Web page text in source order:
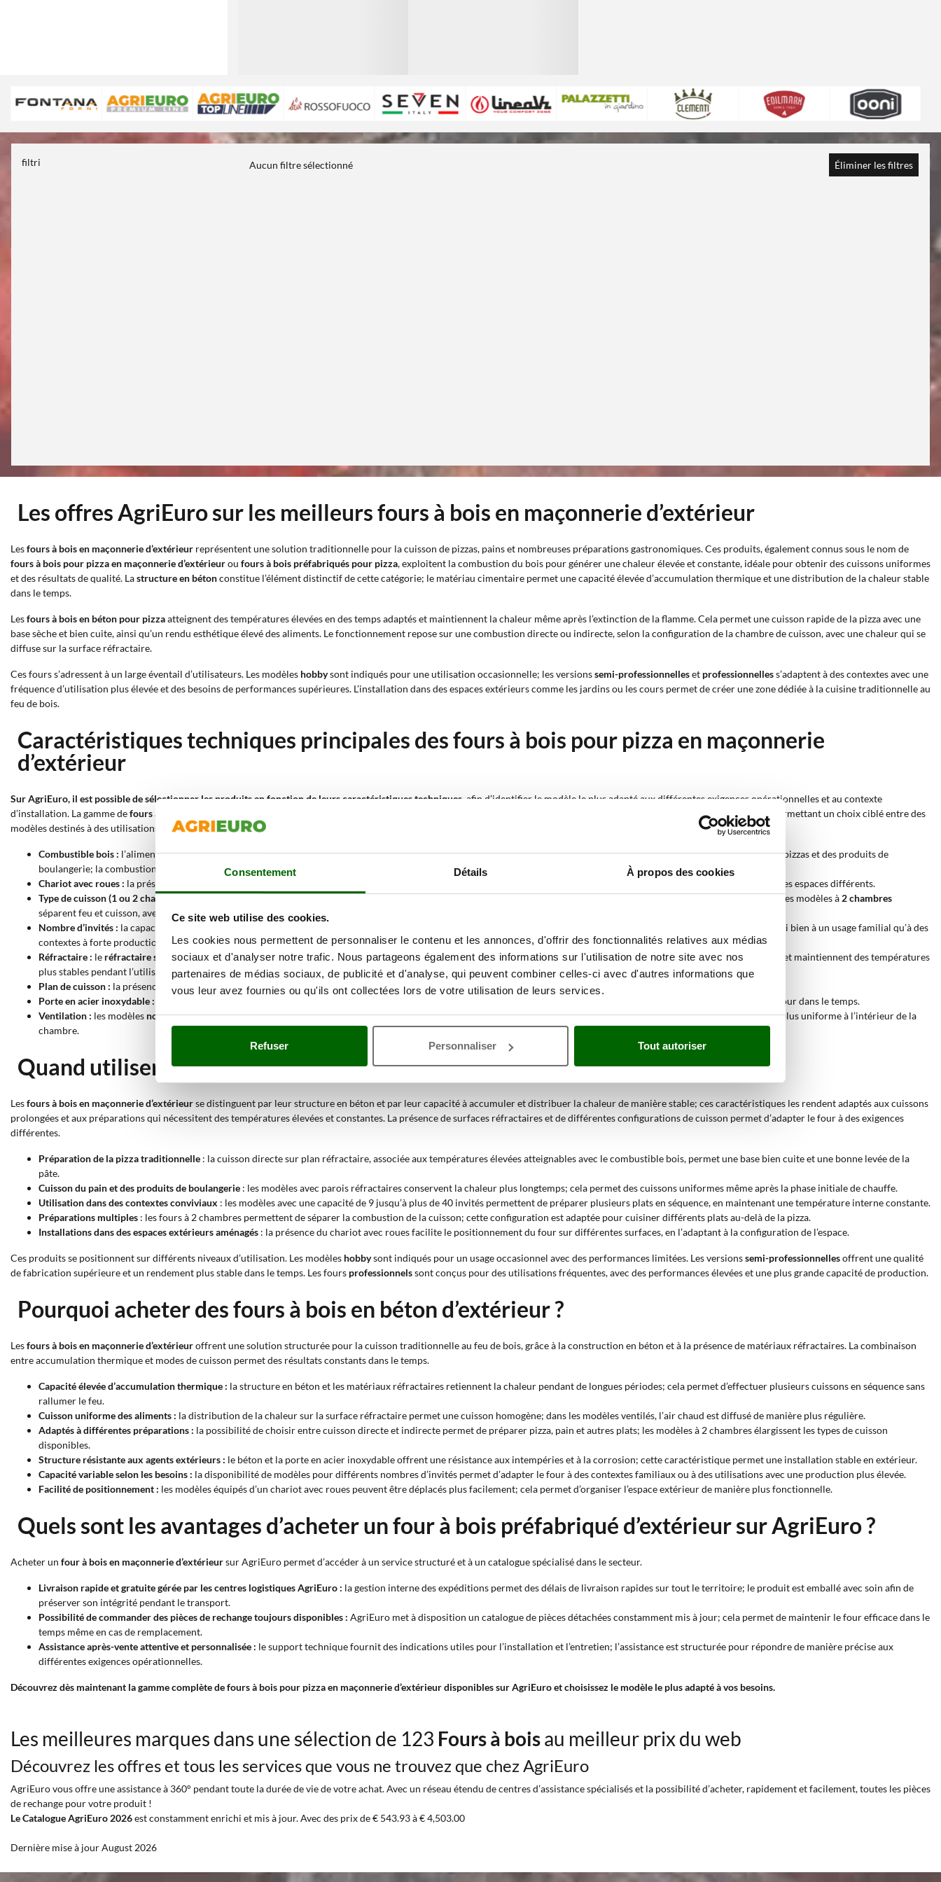
Consentement Détails À propos des cookies
Ce site web utilise des cookies.
Les cookies nous permettent de personnaliser le contenu et les annonces, d'offrir des fonctionnalités relatives aux médias
sociaux et d'analyser notre trafic. Nous partageons également des informations sur l'utilisation de notre site avec nos
partenaires de médias sociaux, de publicité et d'analyse, qui peuvent combiner celles-ci avec d'autres informations que
vous leur avez fournies ou qu'ils ont collectées lors de votre utilisation de leurs services.
Refuser Personnaliser Tout autoriser
filtri Aucun filtre sélectionné Éliminer les filtres
Les offres AgriEuro sur les meilleurs fours à bois en maçonnerie d’extérieur
Lesfours à bois en maçonnerie d’extérieur représentent une solution traditionnelle pour la cuisson de pizzas, pains et nombreuses préparations gastronomiques. Ces produits, également connus sous le nom de
fours à bois pour pizza en maçonnerie d’extérieurou fours à bois préfabriqués pour pizza, exploitent la combustion du bois pour générer une chaleur élevée et constante, idéale pour obtenir des cuissons uniformes
et des résultats de qualité. Lastructure en bétonconstitue l’élément distinctif de cette catégorie; le matériau cimentaire permet une capacité élevée d’accumulation thermique et une distribution de la chaleur stable
dans le temps.
Lesfours à bois en béton pour pizzaatteignent des températures élevées en des temps adaptés et maintiennent la chaleur même après l’extinction de la flamme. Cela permet une cuisson rapide de la pizza avec une
base sèche et bien cuite, ainsi qu’un rendu esthétique élevé des aliments. Le fonctionnement repose sur une combustion directe ou indirecte, selon la configuration de la chambre de cuisson, avec une chaleur qui se
diffuse sur la surface réfractaire.
Ces fours s’adressent à un large éventail d’utilisateurs. Les modèles hobbysont indiqués pour une utilisation occasionnelle; les versionssemi-professionnelleset professionnelless’adaptent à des contextes avec une
fréquence d’utilisation plus élevée et des besoins de performances supérieures. L’installation dans des espaces extérieurs comme les jardins ou les cours permet de créer une zone dédiée à la cuisine traditionnelle au
feu de bois.
Caractéristiques techniques principales des fours à bois pour pizza en maçonnerie
d’extérieur
Sur AgriEuro, il est possible de sélectionner les produits en fonction de leurs caractéristiques techniques , afin d’identifier le modèle le plus adapté aux différentes exigences opérationnelles et au contexte
d’installation. La gamme defours à bois en maçonnerie d’extérieur
comprend des solutions avec différentes configurations en termes de structure, capacité et modes de cuisson, permettant un choix ciblé entre des
modèles destinés à des utilisations hobby ou plus intensives.
Combustible bois : l’alimentation au bois permet d’atteindre des températures élevées et constantes, avec une transmission naturelle de la chaleur qui valorise la cuisson des pizzas et des produits de
boulangerie; la combustion directe permet une gestion traditionnelle de la chaleur.
Chariot avec roues : la présence du chariot facilite le déplacement du four à l’intérieur de la surface extérieure; les roues rendent le positionnement plus simple même dans des espaces différents.
Type de cuisson (1 ou 2 chambres) :les modèles à1 chambreprévoient une cuisson directe avec flamme et plan dans le même environnement, solution typique pour la pizza; les modèles à 2 chambres
séparent feu et cuisson, avec diffusion de la chaleur par convection adaptée à des préparations diversifiées.
Nombre d’invités : la capacité varie de modèles pour
; cette différenciation permet de choisir des fours adaptés aussi bien à un usage familial qu’à des
contextes à forte production.
Réfractaire : le réfractaire standardutilise une base en pierre pour la cuisson directe; les versions avecparois réfractaires augmentent la capacité d’accumulation de chaleur et maintiennent des températures
plus stables pendant l’utilisation.
Plan de cuisson : la présence de1 plan de cuissonpermet une gestion simple des préparations, avec un espace dédié à la cuisson directe des aliments.
Porte en acier inoxydable : la porte réalisée en acier inoxydable offre une résistance aux agents atmosphériques et à la corrosion; cette solution prolonge la durée de vie du four dans le temps.
Ventilation : les modèles non ventiléseffectuent une cuisson statique traditionnelle; les modèlesventilésutilisent un ventilateur interne qui distribue l’air chaud de manière plus uniforme à l’intérieur de la
chambre.
Quand utiliser un four à bois en maçonnerie d’extérieur ?
Lesfours à bois en maçonnerie d’extérieurse distinguent par leur structure en béton et par leur capacité à accumuler et distribuer la chaleur de manière stable; ces caractéristiques les rendent adaptés aux cuissons
prolongées et aux préparations qui nécessitent des températures élevées et constantes. La présence de surfaces réfractaires et de différentes configurations de cuisson permet d’adapter le four à des exigences
différentes.
Préparation de la pizza traditionnelle : la cuisson directe sur plan réfractaire, associée aux températures élevées atteignables avec le combustible bois, permet une base bien cuite et une bonne levée de la
pâte.
Cuisson du pain et des produits de boulangerie : les modèles avec parois réfractaires conservent la chaleur plus longtemps; cela permet des cuissons uniformes même après la phase initiale de chauffe.
Utilisation dans des contextes conviviaux : les modèles avec une capacité de 9 jusqu’à plus de 40 invités permettent de préparer plusieurs plats en séquence, en maintenant une température interne constante.
Préparations multiples : les fours à 2 chambres permettent de séparer la combustion de la cuisson; cette configuration est adaptée pour cuisiner différents plats au-delà de la pizza.
Installations dans des espaces extérieurs aménagés : la présence du chariot avec roues facilite le positionnement du four sur différentes surfaces, en l’adaptant à la configuration de l’espace.
Ces produits se positionnent sur différents niveaux d’utilisation. Les modèles hobbysont indiqués pour un usage occasionnel avec des performances limitées. Les versionssemi-professionnellesoffrent une qualité
de fabrication supérieure et un rendement plus stable dans le temps. Les fours professionnelssont conçus pour des utilisations fréquentes, avec des performances élevées et une plus grande capacité de production.
Pourquoi acheter des fours à bois en béton d’extérieur ?
Lesfours à bois en maçonnerie d’extérieuroffrent une solution structurée pour la cuisson traditionnelle au feu de bois, grâce à la construction en béton et à la présence de matériaux réfractaires. La combinaison
entre accumulation thermique et modes de cuisson permet des résultats constants dans le temps.
Capacité élevée d’accumulation thermique : la structure en béton et les matériaux réfractaires retiennent la chaleur pendant de longues périodes; cela permet d’effectuer plusieurs cuissons en séquence sans
rallumer le feu.
Cuisson uniforme des aliments : la distribution de la chaleur sur la surface réfractaire permet une cuisson homogène; dans les modèles ventilés, l’air chaud est diffusé de manière plus régulière.
Adaptés à différentes préparations : la possibilité de choisir entre cuisson directe et indirecte permet de préparer pizza, pain et autres plats; les modèles à 2 chambres élargissent les types de cuisson
disponibles.
Structure résistante aux agents extérieurs : le béton et la porte en acier inoxydable offrent une résistance aux intempéries et à la corrosion; cette caractéristique permet une installation stable en extérieur.
Capacité variable selon les besoins : la disponibilité de modèles pour différents nombres d’invités permet d’adapter le four à des contextes familiaux ou à des utilisations avec une production plus élevée.
Facilité de positionnement : les modèles équipés d’un chariot avec roues peuvent être déplacés plus facilement; cela permet d’organiser l’espace extérieur de manière plus fonctionnelle.
Quels sont les avantages d’acheter un four à bois préfabriqué d’extérieur sur AgriEuro ?
Acheter un four à bois en maçonnerie d’extérieursur AgriEuro permet d’accéder à un service structuré et à un catalogue spécialisé dans le secteur.
Livraison rapide et gratuite gérée par les centres logistiques AgriEuro : la gestion interne des expéditions permet des délais de livraison rapides sur tout le territoire; le produit est emballé avec soin afin de
préserver son intégrité pendant le transport.
Possibilité de commander des pièces de rechange toujours disponibles : AgriEuro met à disposition un catalogue de pièces détachées constamment mis à jour; cela permet de maintenir le four efficace dans le
temps même en cas de remplacement.
Assistance après-vente attentive et personnalisée : le support technique fournit des indications utiles pour l’installation et l’entretien; l’assistance est structurée pour répondre de manière précise aux
différentes exigences opérationnelles.
Découvrez dès maintenant la gamme complète de fours à bois pour pizza en maçonnerie d’extérieur disponibles sur AgriEuro et choisissez le modèle le plus adapté à vos besoins.
Les meilleures marques dans une sélection de 123 Fours à boisau meilleur prix du web
Découvrez les offres et tous les services que vous ne trouvez que chez AgriEuro
AgriEuro vous offre une assistance à 360° pendant toute la durée de vie de votre achat. Avec un réseau étendu de centres d’assistance spécialisés et la possibilité d’acheter, rapidement et facilement, toutes les pièces
de rechange pour votre produit !
Le Catalogue AgriEuro 2026est constamment enrichi et mis à jour. Avec des prix de € 543.93 à € 4,503.00
Dernière mise à jour August 2026